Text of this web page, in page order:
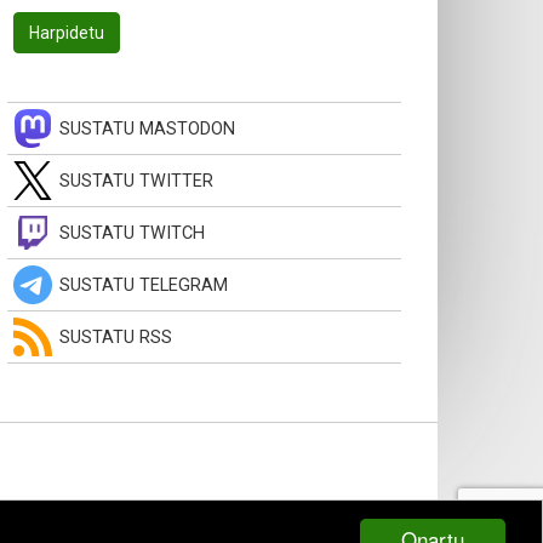
SUSTATU MASTODON
SUSTATU TWITTER
SUSTATU TWITCH
SUSTATU TELEGRAM
SUSTATU RSS